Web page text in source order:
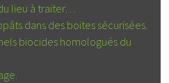
lieu à traiter…
dans des boites sécurisées.
biocides homologués du